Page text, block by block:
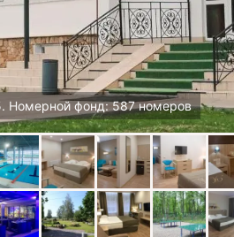
Номерной фонд: 587 номеров